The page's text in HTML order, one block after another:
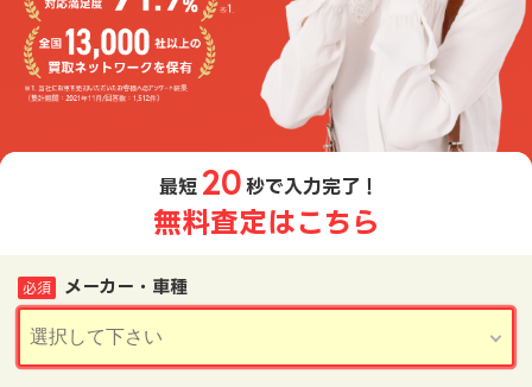
最短 20 秒で入力完了！
無料査定はこちら
メーカー・車種
必須